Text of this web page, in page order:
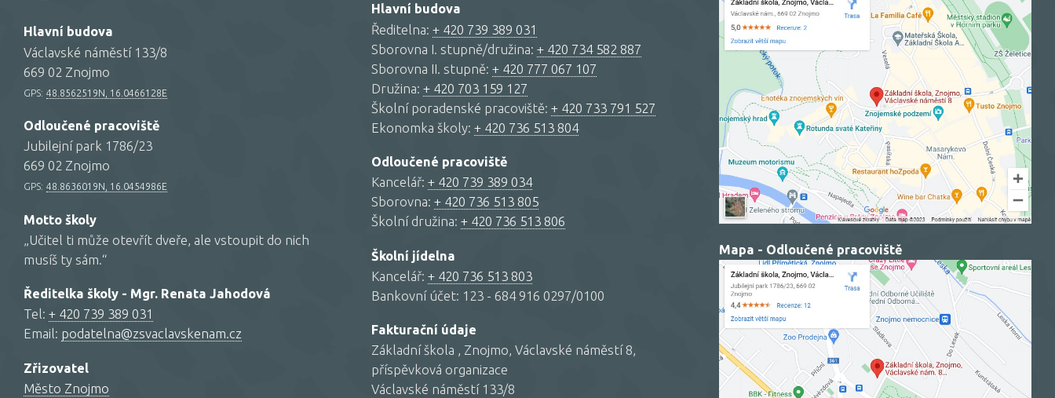
Hlavní budova
Václavské náměstí 133/8
669 02 Znojmo
GPS: 48.8562519N, 16.0466128E
Odloučené pracoviště
Jubilejní park 1786/23
669 02 Znojmo
GPS: 48.8636019N, 16.0454986E
Motto školy
„Učitel ti může otevřít dveře, ale vstoupit do nich
musíš ty sám.“
Ředitelka školy - Mgr. Renata Jahodová
Tel: + 420 739 389 031
Email: podatelna@zsvaclavskenam.cz
Zřizovatel
Město Znojmo
Hlavní budova
Ředitelna: + 420 739 389 031
Sborovna I. stupně/družina: + 420 734 582 887
Sborovna II. stupně: + 420 777 067 107
Družina: + 420 703 159 127
Školní poradenské pracoviště: + 420 733 791 527
Ekonomka školy: + 420 736 513 804
Odloučené pracoviště
Kancelář: + 420 739 389 034
Sborovna: + 420 736 513 805
Školní družina: + 420 736 513 806
Školní jídelna
Kancelář: + 420 736 513 803
Bankovní účet: 123 - 684 916 0297/0100
Fakturační údaje
Základní škola , Znojmo, Václavské náměstí 8,
příspěvková organizace
Václavské náměstí 133/8
Mapa - Odloučené pracoviště